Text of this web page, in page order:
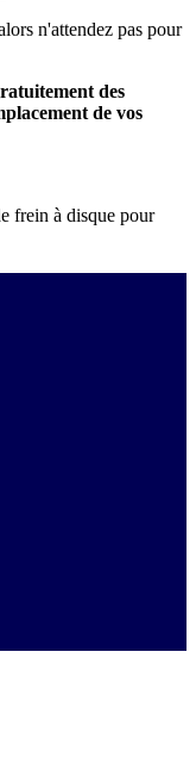
n'attendez pas pour
des
de vos
frein à disque pour